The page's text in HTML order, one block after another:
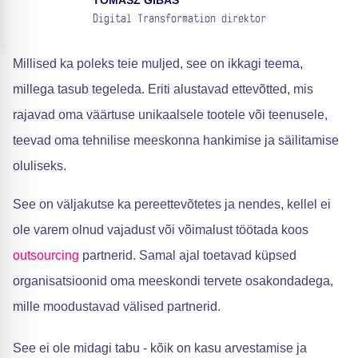
Digital Transformation direktor
Millised ka poleks teie muljed, see on ikkagi teema,
millega tasub tegeleda. Eriti alustavad ettevõtted, mis
rajavad oma väärtuse unikaalsele tootele või teenusele,
teevad oma tehnilise meeskonna hankimise ja säilitamise
oluliseks.
See on väljakutse ka pereettevõtetes ja nendes, kellel ei
ole varem olnud vajadust või võimalust töötada koos
outsourcing partnerid. Samal ajal toetavad küpsed
organisatsioonid oma meeskondi tervete osakondadega,
mille moodustavad välised partnerid.
See ei ole midagi tabu - kõik on kasu arvestamise ja